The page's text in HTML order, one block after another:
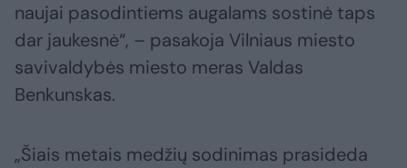
naujai pasodintiems augalams sostinė taps
dar jaukesnė“, – pasakoja Vilniaus miesto
savivaldybės miesto meras Valdas
Benkunskas.
„Šiais metais medžių sodinimas prasideda